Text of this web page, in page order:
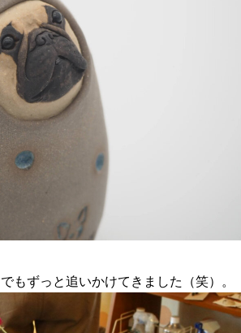
もずっと追いかけてきました（笑）。